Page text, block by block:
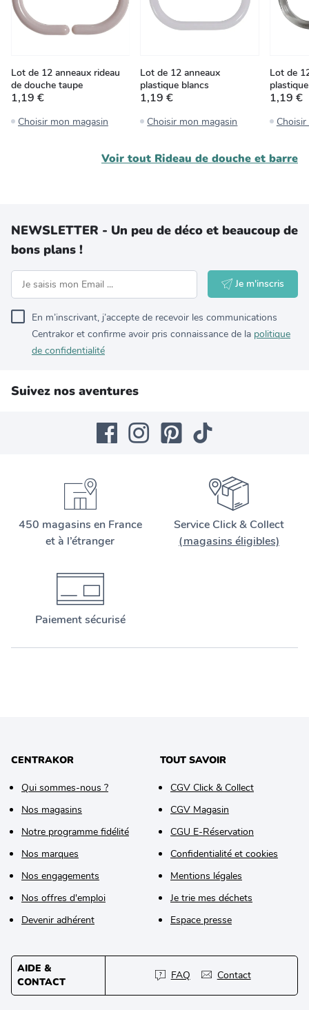
Lot de 12 anneaux rideau
de douche taupe
1,19 €
Choisir mon magasin
Lot de 12 anneaux
plastique blancs
1,19 €
Choisir mon magasin
Lot de
1,19 €
Voir tout Rideau de douche et barre
NEWSLETTER - Un peu de déco et beaucoup de
bons plans !
Je m'inscris
En m’inscrivant, j’accepte de recevoir les communications
Centrakor et confirme avoir pris connaissance de la politique
de confidentialité
Suivez nos aventures
450 magasins en France
et à l’étranger
Service Click & Collect
(magasins éligibles)
Paiement sécurisé
CENTRAKOR
Qui sommes-nous ?
Nos magasins
Notre programme fidélité
Nos marques
Nos engagements
Nos offres d'emploi
Devenir adhérent
TOUT SAVOIR
CGV Click & Collect
CGV Magasin
CGU E-Réservation
Confidentialité et cookies
Mentions légales
Je trie mes déchets
Espace presse
AIDE &
CONTACT
FAQ Contact